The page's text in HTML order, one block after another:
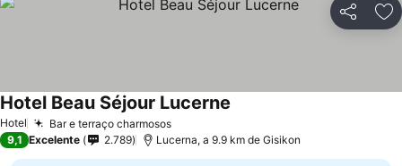
Partilhar
Hotel Bar e terraço charmososVer preços
Hotel Beau Séjour Lucerne
9,1 Excelente 2.789 Lucerna, a 9.9 km de Gisikon